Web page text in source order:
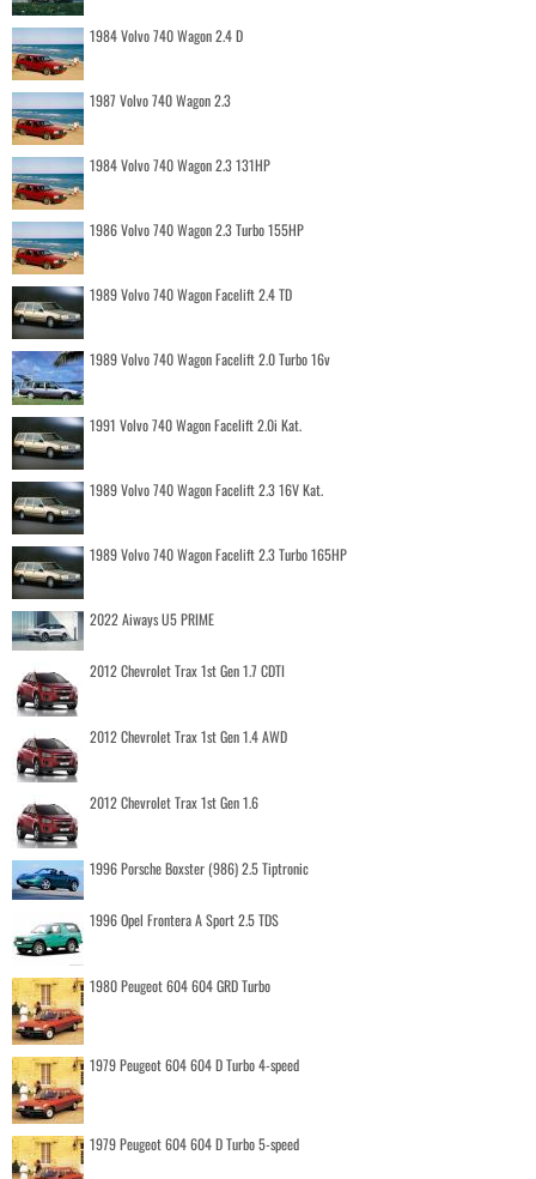
1984 Volvo 740 Wagon 2.4 D
1987 Volvo 740 Wagon 2.3
1984 Volvo 740 Wagon 2.3 131HP
1986 Volvo 740 Wagon 2.3 Turbo 155HP
1989 Volvo 740 Wagon Facelift 2.4 TD
1989 Volvo 740 Wagon Facelift 2.0 Turbo 16v
1991 Volvo 740 Wagon Facelift 2.0i Kat.
1989 Volvo 740 Wagon Facelift 2.3 16V Kat.
1989 Volvo 740 Wagon Facelift 2.3 Turbo 165HP
2022 Aiways U5 PRIME
2012 Chevrolet Trax 1st Gen 1.7 CDTI
2012 Chevrolet Trax 1st Gen 1.4 AWD
2012 Chevrolet Trax 1st Gen 1.6
1996 Porsche Boxster (986) 2.5 Tiptronic
1996 Opel Frontera A Sport 2.5 TDS
1980 Peugeot 604 604 GRD Turbo
1979 Peugeot 604 604 D Turbo 4-speed
1979 Peugeot 604 604 D Turbo 5-speed